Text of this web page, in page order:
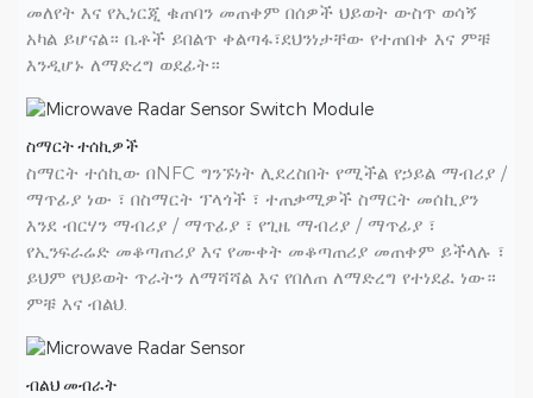
መለየት እና የኢነርጂ ቁጠባን መጠቀም በሰዎች ህይወት ውስጥ ወሳኝ
አካል ይሆናል። ቤቶች ይበልጥ ቀልጣፋ፣ደህንነታቸው የተጠበቀ እና ምቹ
እንዲሆኑ ለማድረግ ወደፊት።
ስማርት ተሰኪዎች
ስማርት ተሰኪው በNFC ግንኙነት ሊደረስበት የሚችል የኃይል ማብሪያ /
ማጥፊያ ነው ፣ በስማርት ፕላጎች ፣ ተጠቃሚዎች ስማርት መሰኪያን
እንደ ብርሃን ማብሪያ / ማጥፊያ ፣ የጊዜ ማብሪያ / ማጥፊያ ፣
የኢንፍራሬድ መቆጣጠሪያ እና የሙቀት መቆጣጠሪያ መጠቀም ይችላሉ ፣
ይህም የህይወት ጥራትን ለማሻሻል እና የበለጠ ለማድረግ የተነደፈ ነው።
ምቹ እና ብልህ.
ብልህ መብራት